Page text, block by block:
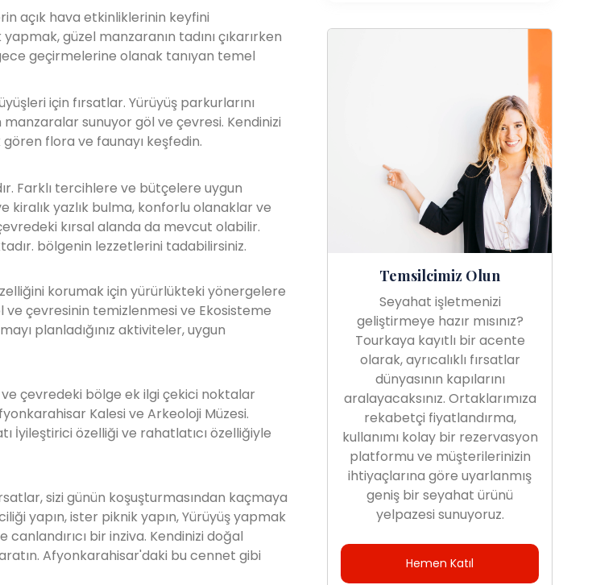
açık hava etkinliklerinin keyfini
güzel manzaranın tadını çıkarırken
geçirmelerine olanak tanıyan temel
için fırsatlar. Yürüyüş parkurlarını
sunuyor göl ve çevresi. Kendinizi
flora ve faunayı keşfedin.
Farklı tercihlere ve bütçelere uygun
yazlık bulma, konforlu olanaklar ve
kırsal alanda da mevcut olabilir.
bölgenin lezzetlerini tadabilirsiniz.
korumak için yürürlükteki yönergelere
çevresinin temizlenmesi ve Ekosisteme
planladığınız aktiviteler, uygun
çevredeki bölge ek ilgi çekici noktalar
Kalesi ve Arkeoloji Müzesi.
İyileştirici özelliği ve rahatlatıcı özelliğiyle
sizi günün koşuşturmasından kaçmaya
yapın, ister piknik yapın, Yürüyüş yapmak
bir inziva. Kendinizi doğal
Afyonkarahisar'daki bu cennet gibi
Temsilcimiz Olun
Seyahat işletmenizi
geliştirmeye hazır mısınız?
Tourkaya kayıtlı bir acente
olarak, ayrıcalıklı fırsatlar
dünyasının kapılarını
aralayacaksınız. Ortaklarımıza
rekabetçi fiyatlandırma,
kullanımı kolay bir rezervasyon
platformu ve müşterilerinizin
ihtiyaçlarına göre uyarlanmış
geniş bir seyahat ürünü
yelpazesi sunuyoruz.
Hemen Katıl